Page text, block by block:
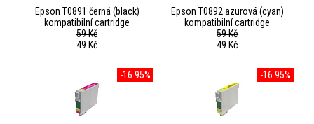
Epson T0891 černá (black)
kompatibilní cartridge
59 Kč
49 Kč
Epson T0892 azurová (cyan)
kompatibilní cartridge
59 Kč
49 Kč
-16.95% -16.95%